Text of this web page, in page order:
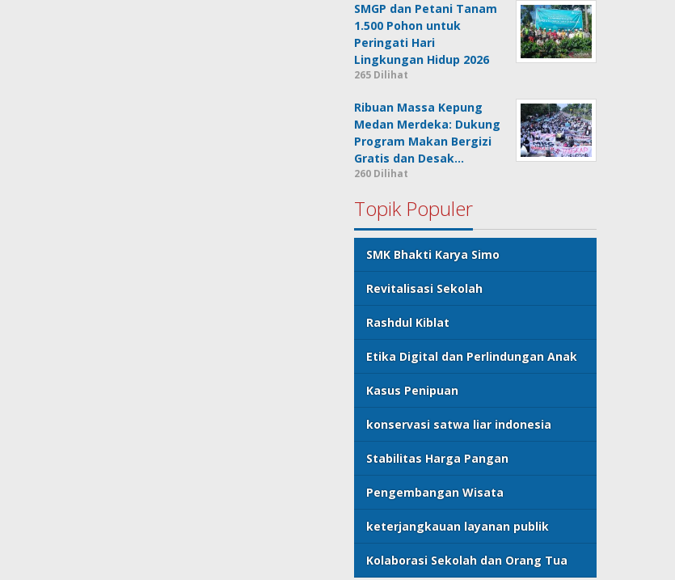
SMGP dan Petani Tanam
1.500 Pohon untuk
Peringati Hari
Lingkungan Hidup 2026
265 Dilihat
Ribuan Massa Kepung
Medan Merdeka: Dukung
Program Makan Bergizi
Gratis dan Desak…
260 Dilihat
Topik Populer
SMK Bhakti Karya Simo
Revitalisasi Sekolah
Rashdul Kiblat
Etika Digital dan Perlindungan Anak
Kasus Penipuan
konservasi satwa liar indonesia
Stabilitas Harga Pangan
Pengembangan Wisata
keterjangkauan layanan publik
Kolaborasi Sekolah dan Orang Tua